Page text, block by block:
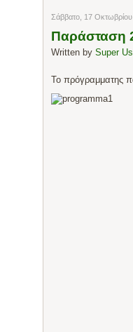
Σάββατο, 17
Παράσταση
Written by Super
Το πρόγραμματης